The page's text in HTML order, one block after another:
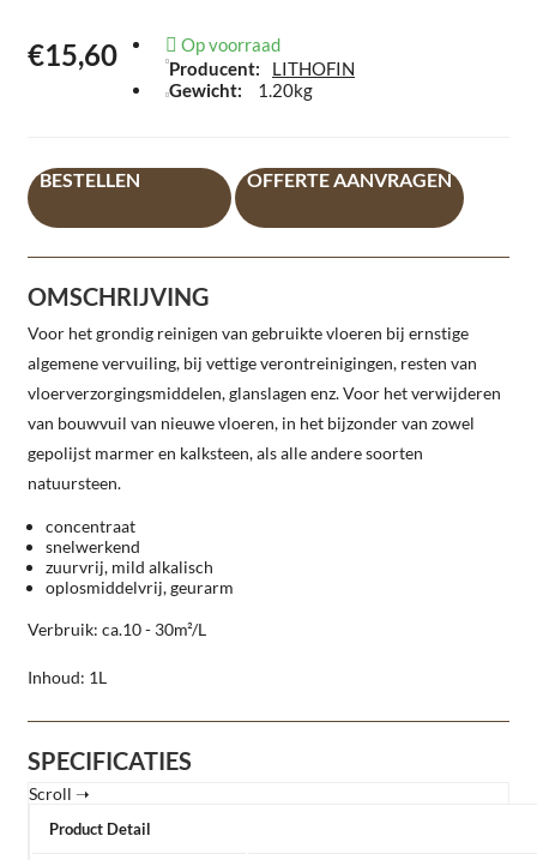
€15,60
Op voorraad
Producent:
LITHOFIN
Gewicht:
1.20kg
BESTELLEN OFFERTE AANVRAGEN
OMSCHRIJVING
Voor het grondig reinigen van gebruikte vloeren bij ernstige
algemene vervuiling, bij vettige verontreinigingen, resten van
vloerverzorgingsmiddelen, glanslagen enz. Voor het verwijderen
van bouwvuil van nieuwe vloeren, in het bijzonder van zowel
gepolijst marmer en kalksteen, als alle andere soorten
natuursteen.
concentraat
snelwerkend
zuurvrij, mild alkalisch
oplosmiddelvrij, geurarm
Verbruik: ca.10 - 30m²/L
Inhoud: 1L
SPECIFICATIES
Product Detail